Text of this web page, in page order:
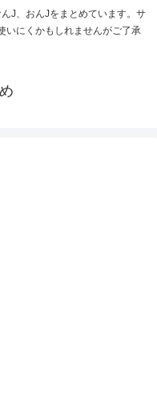
J、おんJをまとめています。サ
にくかもしれませんがご了承